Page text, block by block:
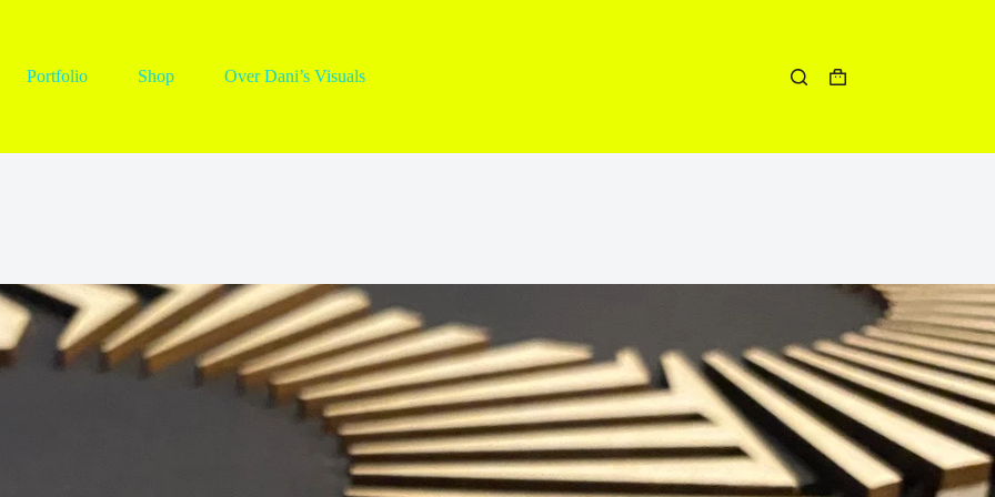
Portfolio Shop Over Dani’s Visuals Winkelwagen